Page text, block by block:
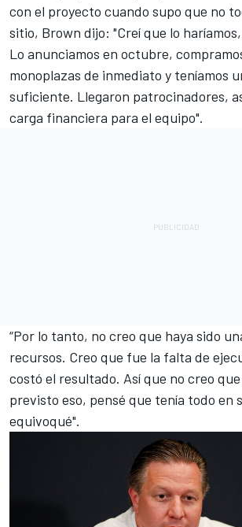
con el proyecto cuando supo que no
sitio, Brown dijo: "Creí que lo
Lo anunciamos en octubre,
monoplazas de inmediato y teníamos
suficiente. Llegaron patrocinadores,
carga financiera para el equipo".
“Por lo tanto, no creo que haya sido
recursos. Creo que fue la falta de
costó el resultado. Así que no creo
previsto eso, pensé que tenía todo en
equivoqué".